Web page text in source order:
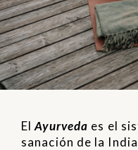
ElAyurveda es el
sanación de la